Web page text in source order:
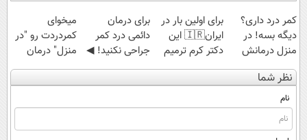
کمر درد داری؟
دیگه بسه! در
منزل درمانش
کن
(◀پرسش‌نامه)
برای اولین بار در
ایران🇮🇷 این
دکتر کرم ترمیم
کننده 23 روزه
برای درمان
دائمی درد کمر
جراحی نکنید! ◀
پرسش‌نامه رو پر
میخوای
کمردردت رو "در
منزل" درمان
کنی؟ (◂فیلم +
نظر شما
نام